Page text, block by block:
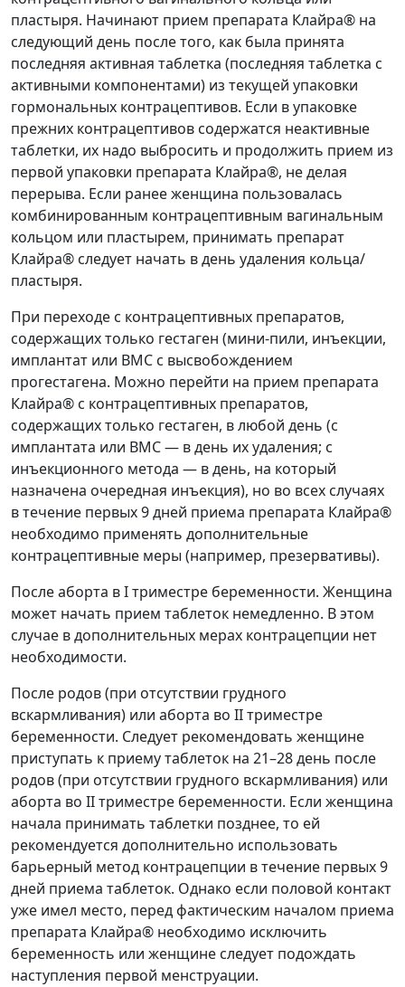
пластыря. Начинают прием препарата Клайра® на
следующий день после того, как была принята
последняя активная таблетка (последняя таблетка с
активными компонентами) из текущей упаковки
гормональных контрацептивов. Если в упаковке
прежних контрацептивов содержатся неактивные
таблетки, их надо выбросить и продолжить прием из
первой упаковки препарата Клайра®, не делая
перерыва. Если ранее женщина пользовалась
комбинированным контрацептивным вагинальным
кольцом или пластырем, принимать препарат
Клайра® следует начать в день удаления кольца/
пластыря.
При переходе с контрацептивных препаратов,
содержащих только гестаген (мини-пили, инъекции,
имплантат или ВМС с высвобождением
прогестагена. Можно перейти на прием препарата
Клайра® с контрацептивных препаратов,
содержащих только гестаген, в любой день (с
имплантата или ВМС — в день их удаления; с
инъекционного метода — в день, на который
назначена очередная инъекция), но во всех случаях
в течение первых 9 дней приема препарата Клайра®
необходимо применять дополнительные
контрацептивные меры (например, презервативы).
После аборта в I триместре беременности. Женщина
может начать прием таблеток немедленно. В этом
случае в дополнительных мерах контрацепции нет
необходимости.
После родов (при отсутствии грудного
вскармливания) или аборта во II триместре
беременности. Следует рекомендовать женщине
приступать к приему таблеток на 21–28 день после
родов (при отсутствии грудного вскармливания) или
аборта во II триместре беременности. Если женщина
начала принимать таблетки позднее, то ей
рекомендуется дополнительно использовать
барьерный метод контрацепции в течение первых 9
дней приема таблеток. Однако если половой контакт
уже имел место, перед фактическим началом приема
препарата Клайра® необходимо исключить
беременность или женщине следует подождать
наступления первой менструации.